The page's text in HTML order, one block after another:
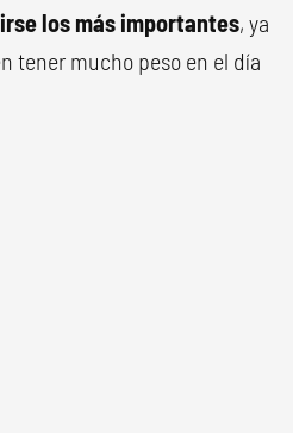
los más importantes, ya
tener mucho peso en el día